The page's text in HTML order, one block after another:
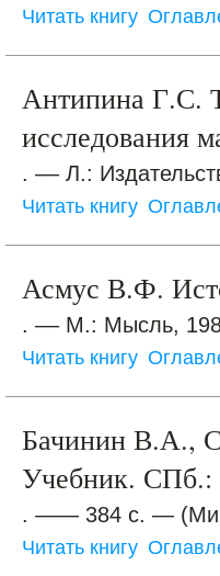
Читать книгу
Антипина Г.С.
исследования
. –– Л.:
Читать книгу
Асмус В.Ф.
. –– М.: Мысль,
Читать книгу
Бачинин В.А.,
Учебник. СПб.:
. —— 384 с. — (Мир
Читать книгу